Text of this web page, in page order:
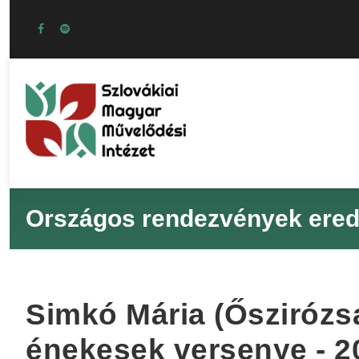
Országos rendezvények
Simkó Mária
énekesek versenye -